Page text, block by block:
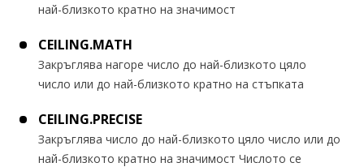
най-близкото кратно на значимост
CEILING.MATH
Закръглява нагоре число до най-близкото цяло
число или до най-близкото кратно на стъпката
CEILING.PRECISE
Закръглява число до най-близкото цяло число или до
най-близкото кратно на значимост Числото се